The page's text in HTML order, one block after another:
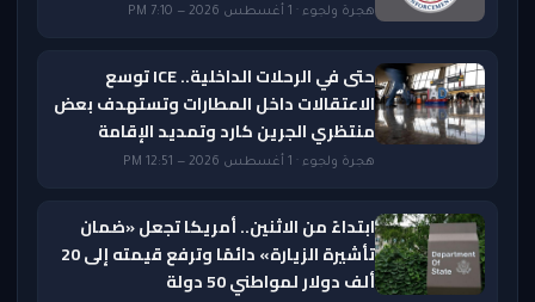
هجرة ولجوء · 1 أغسطس 2026 — 7:10 PM
حتى في الرحلات الداخلية.. ICE توسع
الاعتقالات داخل المطارات وتستهدف بعض
منتظري الجرين كارد وتمديد الإقامة
هجرة ولجوء · 1 أغسطس 2026 — 12:51 PM
ابتداءً من الاثنين.. أمريكا تجعل «ضمان
تأشيرة الزيارة» دائمًا وترفع قيمته إلى 20
ألف دولار لمواطني 50 دولة